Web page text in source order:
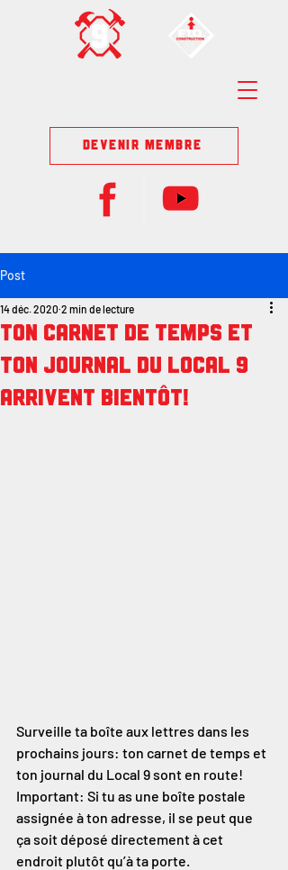
DEVENIR MEMBRE
Post
Ton carnet de temps et
ton journal du Local 9
arrivent bientôt!
14 déc. 2020 2 min de lecture
Surveille ta boîte aux lettres dans les
prochains jours: ton carnet de temps et
ton journal du Local 9 sont en route!
Important: Si tu as une boîte postale
assignée à ton adresse, il se peut que
ça soit déposé directement à cet
endroit plutôt qu’à ta porte.